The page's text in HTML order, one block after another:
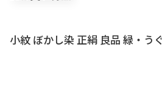
小紋 ぼかし染 正絹 良品 緑・う